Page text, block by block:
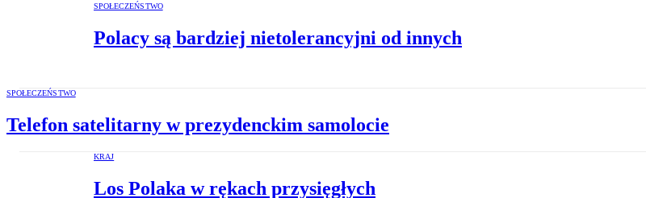
SPOŁECZEŃSTWO
Polacy są bardziej nietolerancyjni od innych
SPOŁECZEŃSTWO
Telefon satelitarny w prezydenckim samolocie
KRAJ
Los Polaka w rękach przysięgłych